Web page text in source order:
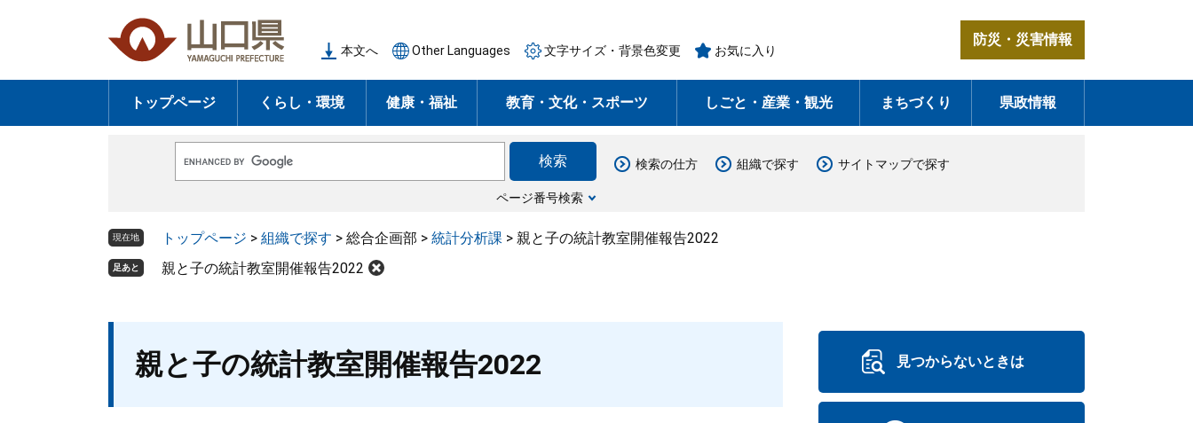
の
頭
ー
飛
本文へ Other Languages 文字サイズ・背景色変更 お気に入り
防災・災害情報
トップページ くらし・環境 健康・福祉 教育・文化・スポーツ しごと・産業・観光 まちづくり 県政情報
o
e
ス
ページ番号検索
検索の仕方 組織で探す サイトマップで探す
現在地 トップページ > 組織で探す > 総合企画部 > 統計分析課 > 親と子の統計教室開催報告2022
足あと 親と子の統計教室開催報告2022
親と子の統計教室開催報告2022 見つからないときは